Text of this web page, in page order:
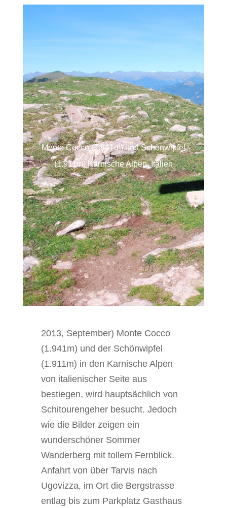
Monte Cocco (1.941m) und Schönwipfel
(1.911m) Karnische Alpen, Italien
2013, September) Monte Cocco
(1.941m) und der Schönwipfel
(1.911m) in den Karnische Alpen
von italienischer Seite aus
bestiegen, wird hauptsächlich von
Schitourengeher besucht. Jedoch
wie die Bilder zeigen ein
wunderschöner Sommer
Wanderberg mit tollem Fernblick.
Anfahrt von über Tarvis nach
Ugovizza, im Ort die Bergstrasse
entlag bis zum Parkplatz Gasthaus